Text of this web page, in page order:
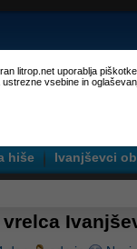
litrop.net uporablja
ustrezne vsebine in
hiše Ivanjševci